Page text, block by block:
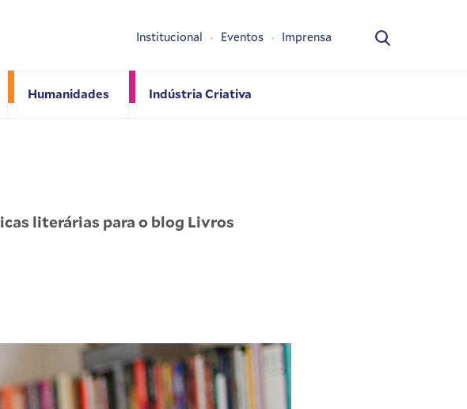
Humanidades Indústria Criativa
Institucional Eventos Imprensa
literárias para o blog Livros